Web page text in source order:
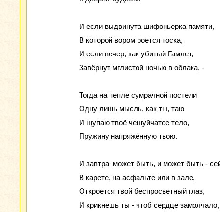
И если выдвинута шифоньерка памяти,
В которой вором роется тоска,
И если вечер, как убитый Гамлет,
Завёрнут мглистой ночью в облака, -
Тогда на пепле сумрачной постели
Одну лишь мысль, как ты, таю
И щупаю твоё чешуйчатое тело,
Пружину напряжённую твою.
И завтра, может быть, и может быть -
В карете, на асфальте или в зале,
Откроется твой беспросветный глаз,
И крикнешь ты - чтоб сердце замолчало,